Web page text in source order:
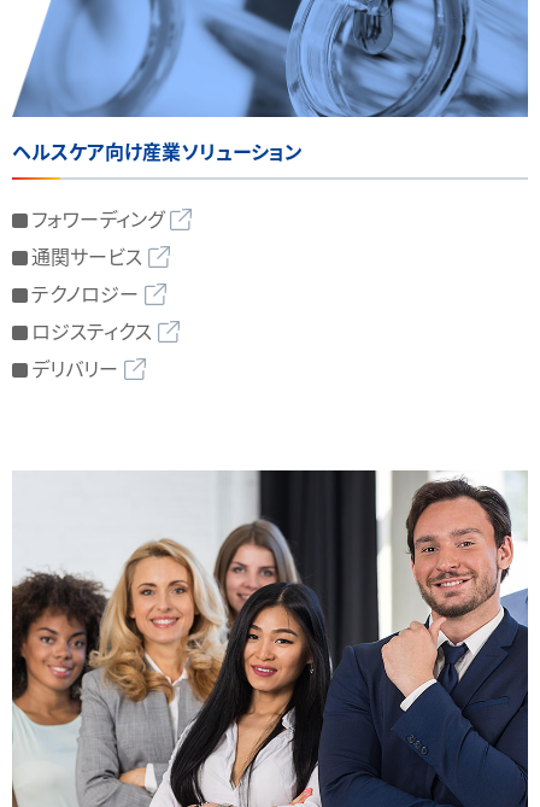
ヘルスケア向け産業ソリューション
フォワーディング
通関サービス
テクノロジー
ロジスティクス
デリバリー